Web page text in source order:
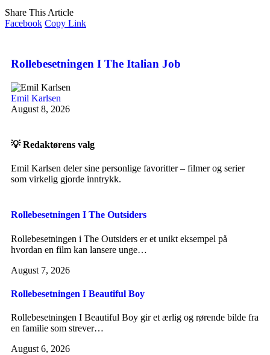
Share This Article
Facebook Copy Link
Rollebesetningen I The Italian Job
Emil Karlsen
August 8, 2026
💡 Redaktørens valg
Emil Karlsen deler sine personlige favoritter – filmer og serier
som virkelig gjorde inntrykk.
Rollebesetningen I The Outsiders
Rollebesetningen i The Outsiders er et unikt eksempel på
hvordan en film kan lansere unge…
August 7, 2026
Rollebesetningen I Beautiful Boy
Rollebesetningen I Beautiful Boy gir et ærlig og rørende bilde fra
en familie som strever…
August 6, 2026